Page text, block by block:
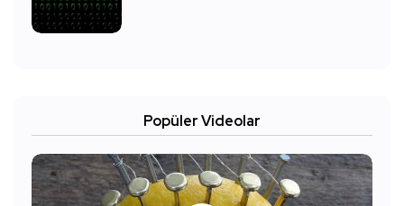
Popüler Videolar